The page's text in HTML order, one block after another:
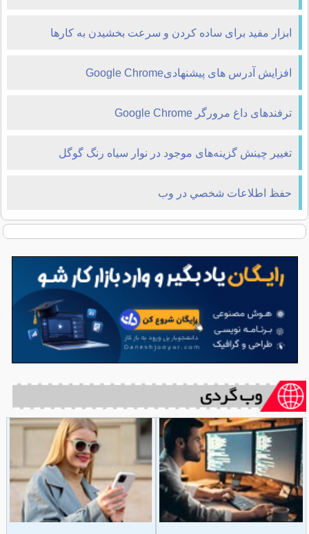
ابزار مفید برای ساده کردن و سرعت بخشیدن به کارها
افزایش آدرس های پیشنهادیGoogle Chrome
ترفندهای داغ مرورگر Google Chrome
تغییر چینش گزینه‌های موجود در نوار سیاه رنگ گوگل
حفظ اطلاعات شخصي در وب